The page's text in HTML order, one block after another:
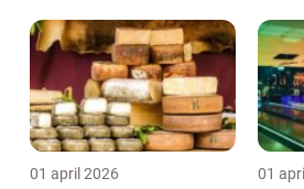
01 april 2026 01